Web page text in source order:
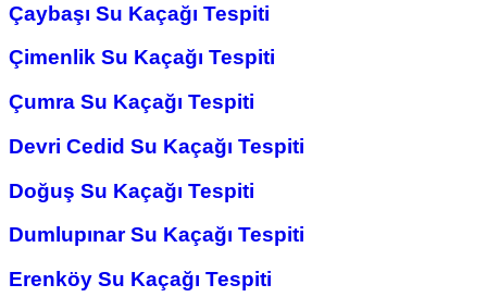
Çaybaşı Su Kaçağı Tespiti
Çimenlik Su Kaçağı Tespiti
Çumra Su Kaçağı Tespiti
Devri Cedid Su Kaçağı Tespiti
Doğuş Su Kaçağı Tespiti
Dumlupınar Su Kaçağı Tespiti
Erenköy Su Kaçağı Tespiti